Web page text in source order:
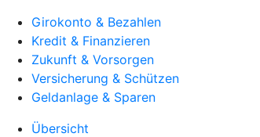
Girokonto & Bezahlen
Kredit & Finanzieren
Zukunft & Vorsorgen
Versicherung & Schützen
Geldanlage & Sparen
Übersicht